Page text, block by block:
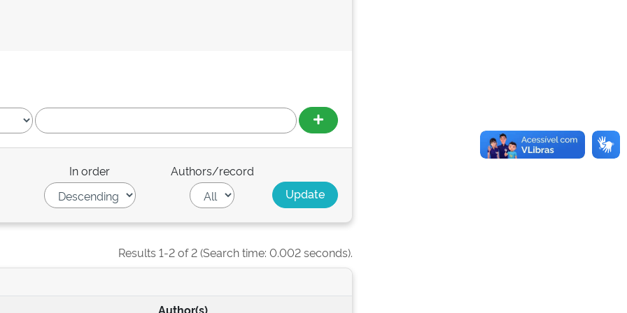
In order Authors/record
Results 1-2 of 2 (Search time: 0.002 seconds).
Author(s)